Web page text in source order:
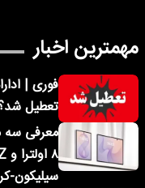
مهمترین اخبار
تعطیل
سیلیکون-